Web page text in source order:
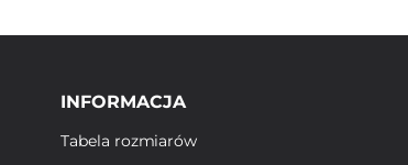
INFORMACJA
Tabela rozmiarów